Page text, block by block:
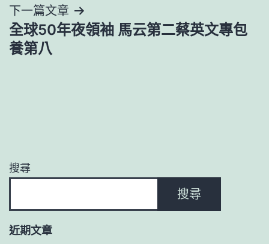
覽
下一篇文章
全球50年夜領袖 馬云第二蔡英文專包
養第八
搜尋
搜尋
近期文章